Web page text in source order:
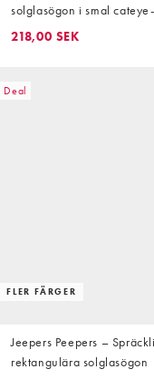
solglasögon i smal cateye-
modell
218,00 SEK
Deal
FLER FÄRGER
Jeepers Peepers –
rektangulära solglasögon